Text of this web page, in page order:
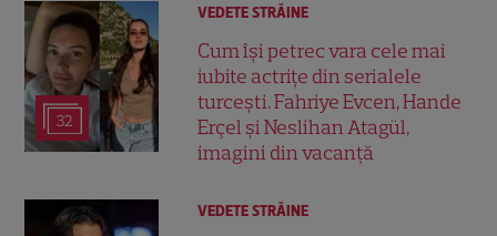
32
VEDETE STRĂINE
Cum își petrec vara cele mai
iubite actrițe din serialele
turcești. Fahriye Evcen, Hande
Erçel și Neslihan Atagül,
imagini din vacanță
VEDETE STRĂINE